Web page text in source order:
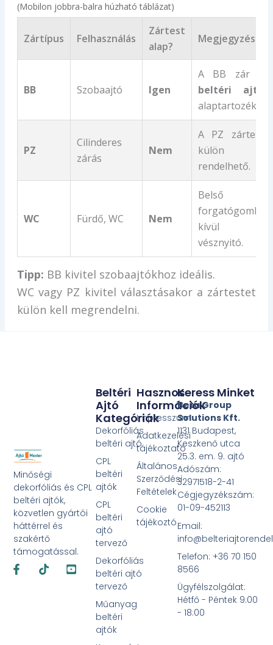
(Mobilon jobbra-balra húzható táblázat)
Zártípus Felhasználás
Zártest
alap?
Megjegyzés
BB Szobaajtó Igen
A BB zár a
beltéri ajtó
alaptartozéka.
PZ
Cilinderes
zárás
Nem
A PZ zártest
külön
rendelhető.
WC Fürdő, WC Nem
Belső
forgatógomb,
kívül
vésznyitó.
Tipp: BB kivitel szobaajtókhoz ideális.
WC vagy PZ kivitel választásakor a zártestet
külön kell megrendelni.
Minőségi
dekorfóliás és CPL
beltéri ajtók,
közvetlen gyártói
háttérrel és
szakértő
támogatással.
Facebook-
f
TiktokYoutube-
square
Hasznos
Információk
Impresszum
Adatkezelési
tájékoztató
Általános
Szerződési
Feltételek
Cookie
tájékoztó
Beltéri
Ajtó
Kategóriák
Dekorfóliás
beltéri ajtó
CPL
beltéri
ajtók
CPL
beltéri
ajtó
tervező
Dekorfóliás
beltéri ajtó
tervező
Műanyag
beltéri
ajtók
Keress Minket
Beta Group
Solutions Kft.
1131 Budapest,
Keszkenő utca
25.3. em. 9. ajtó
Adószám:
32971518-2-41
Cégjegyzékszám:
01-09-452113
Email:
Telefon: +36 70 150
8566
Ügyfélszolgálat:
Hétfő - Péntek 9:00
- 18:00